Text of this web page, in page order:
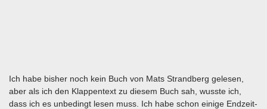
Ich habe bisher noch kein Buch von Mats Strandberg gelesen,
aber als ich den Klappentext zu diesem Buch sah, wusste ich,
dass ich es unbedingt lesen muss. Ich habe schon einige Endzeit-